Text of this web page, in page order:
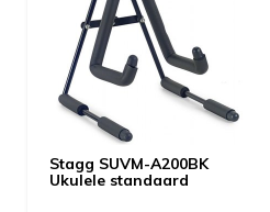
Stagg SUVM-A200BK
Ukulele standaard